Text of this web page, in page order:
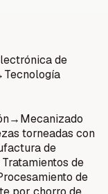
de
Tecnología
→Mecanizado
torneadas con
de
Tratamientos de
de